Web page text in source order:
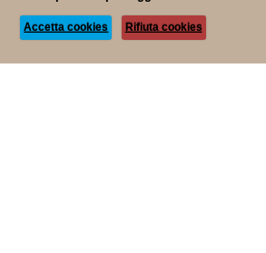
Accetta cookies Rifiuta cookies